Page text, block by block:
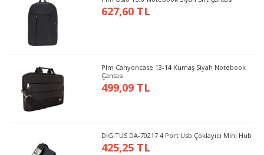
627,60 TL
Plm Canyoncase 13-14 Kumaş Siyah Notebook
Çantası
499,09 TL
DIGITUS DA-70217 4 Port Usb Çoklayıcı Mini Hub
425,25 TL